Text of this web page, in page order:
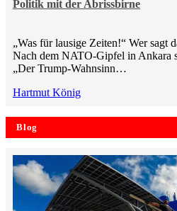
Politik mit der Abrissbirne
„Was für lausige Zeiten!“ Wer sagt
Nach dem NATO-Gipfel in Ankara
„Der Trump-Wahnsinn…
Hartmut König
Blog